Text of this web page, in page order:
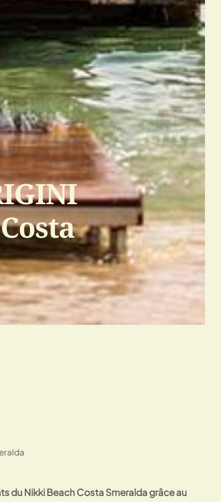
du Nikki Beach Costa Smeralda grâce au